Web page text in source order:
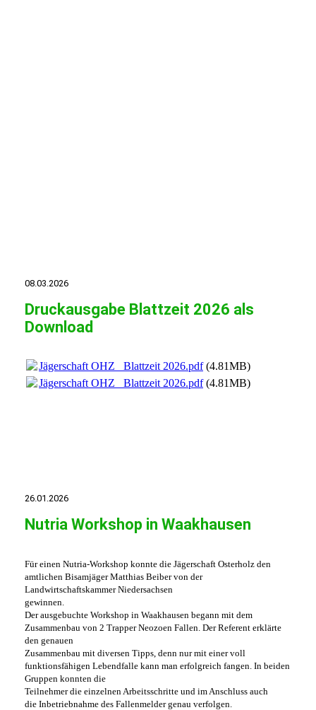
08.03.2026
Druckausgabe Blattzeit 2026 als
Download
Jägerschaft OHZ_ Blattzeit 2026.pdf(4.81MB)
Jägerschaft OHZ_ Blattzeit 2026.pdf(4.81MB)
26.01.2026
Nutria Workshop in Waakhausen
Für einen Nutria-Workshop konnte die Jägerschaft Osterholz den
amtlichen Bisamjäger Matthias Beiber von der
Landwirtschaftskammer Niedersachsen
gewinnen.
Der ausgebuchte Workshop in Waakhausen begann mit dem
Zusammenbau von 2 Trapper Neozoen Fallen. Der Referent erklärte
den genauen
Zusammenbau mit diversen Tipps, denn nur mit einer voll
funktionsfähigen Lebendfalle kann man erfolgreich fangen. In beiden
Gruppen konnten die
Teilnehmer die einzelnen Arbeitsschritte und im Anschluss auch
die Inbetriebnahme des Fallenmelder genau verfolgen.